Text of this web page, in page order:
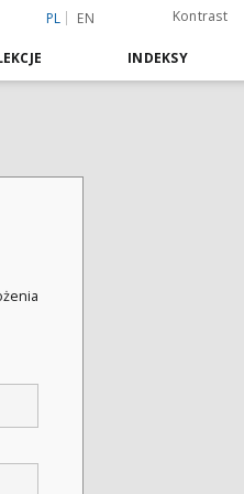
PL EN Kontrast
INDEKSY